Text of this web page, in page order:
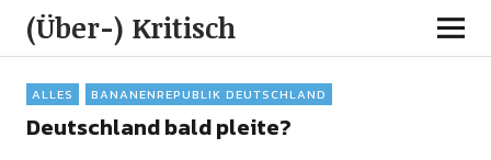
(Über-) Kritisch
ALLES BANANENREPUBLIK DEUTSCHLAND
Deutschland bald pleite?